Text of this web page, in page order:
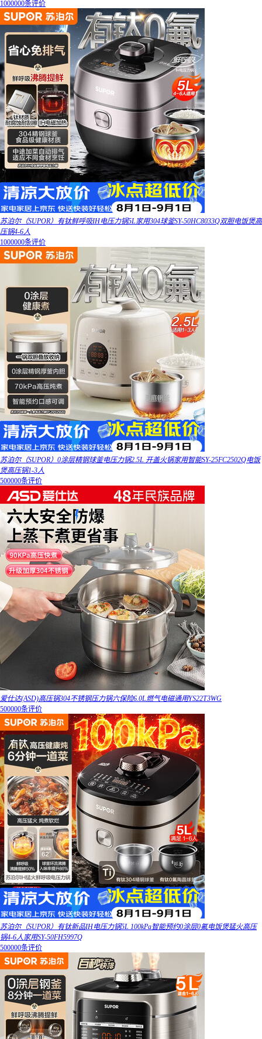
1000000条评价
苏泊尔（SUPOR）有钛鲜呼吸IH电压力锅5L家用304球釜SY-50HC8033Q双胆电饭煲高
压锅4-6人
1000000条评价
苏泊尔（SUPOR）0涂层精钢球釜电压力锅2.5L 开盖火锅家用智能SY-25FC2502Q电饭
煲高压锅1-3人
500000条评价
爱仕达(ASD)高压锅304不锈钢压力锅六保险6.0L燃气电磁通用YS22T3WG
500000条评价
苏泊尔（SUPOR）有钛新品IH电压力锅5L 100kPa智能预约0涂层0氟电饭煲猛火高压
锅4-6人家用SY-50FH5997Q
500000条评价